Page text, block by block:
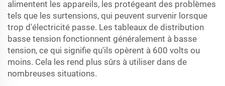
alimentent les appareils, les protégeant des problèmes
tels que les surtensions, qui peuvent survenir lorsque
trop d'électricité passe. Les tableaux de distribution
basse tension fonctionnent généralement à basse
tension, ce qui signifie qu'ils opèrent à 600 volts ou
moins. Cela les rend plus sûrs à utiliser dans de
nombreuses situations.